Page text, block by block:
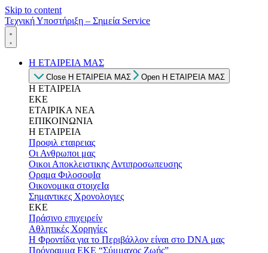
Skip to content
Τεχνική Υποστήριξη – Σημεία Service
Η ΕΤΑΙΡΕΙΑ ΜΑΣ
Close Η ΕΤΑΙΡΕΙΑ ΜΑΣ Open Η ΕΤΑΙΡΕΙΑ ΜΑΣ
Η ΕΤΑΙΡΕΙΑ
ΕΚΕ
ΕΤΑΙΡΙΚΑ ΝΕΑ
ΕΠΙΚΟΙΝΩΝΙΑ
Η ΕΤΑΙΡΕΙΑ
Προφιλ εταιρειας
Οι Ανθρωποι μας
Οικοι Αποκλειστικης Αντιπροσωπευσης
Οραμα ΦιλοσοφΙα
Οικονομικα στοιχεΙα
Σημαντικες Χρονολογιες
ΕΚΕ
Πράσινο επιχειρείν
Αθλητικές Χορηγίες
Η Φροντίδα για το Περιβάλλον είναι στο DNA μας
Πρόγραμμα ΕΚΕ “Σύμμαχος Ζωής”